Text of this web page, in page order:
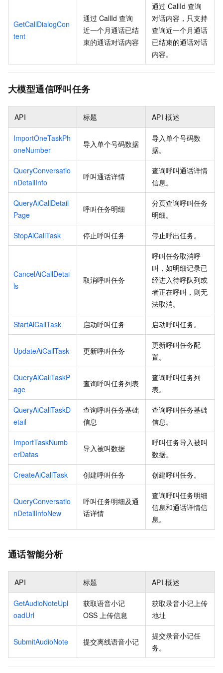
GetCallDialogCon
tent
通过 CallId 查询
近一个月通话已结
束的通话对话内容
通过 CallId 查询
对话内容，只支持
查询近一个月通话
已结束的通话对话
内容。
大模型通信呼叫任务
API 标题 API 概述
ImportOneTaskPh
oneNumber
导入单个号码数据
导入单个号码数
据。
QueryConversatio
nDetailInfo
呼叫通话详情
查询呼叫通话详情
信息。
QueryAiCallDetail
Page
呼叫任务明细
分页查询呼叫任务
明细。
StopAiCallTask 停止呼叫任务 停止呼出任务。
CancelAiCallDetai
ls
取消呼叫任务
呼叫任务取消呼
叫，如明细记录已
经进入待呼队列或
者正在呼叫，则无
法取消。
StartAiCallTask 启动呼叫任务 启动呼叫任务。
UpdateAiCallTask 更新呼叫任务
更新呼叫任务配
置。
QueryAiCallTaskP
age
查询呼叫任务列表
查询呼叫任务列
表。
QueryAiCallTaskD
etail
查询呼叫任务基础
信息
查询呼叫任务基础
信息。
ImportTaskNumb
erDatas
导入被叫数据
呼叫任务导入被叫
数据。
CreateAiCallTask 创建呼叫任务 创建呼叫任务。
QueryConversatio
nDetailInfoNew
呼叫任务明细及通
话详情
查询呼叫任务明细
信息和通话详情信
息。
通话智能分析
API 标题 API 概述
GetAudioNoteUpl
oadUrl
获取语音小记
OSS 上传信息
获取录音小记上传
地址
SubmitAudioNote 提交离线语音小记
提交录音小记任
务。